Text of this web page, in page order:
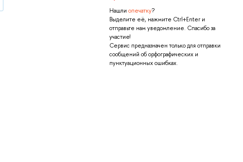
Нашли опечатку?
Выделите её, нажмите Ctrl+Enter и
отправьте нам уведомление. Спасибо за
участие!
Сервис предназначен только для отправки
сообщений об орфографических и
пунктуационных ошибках.